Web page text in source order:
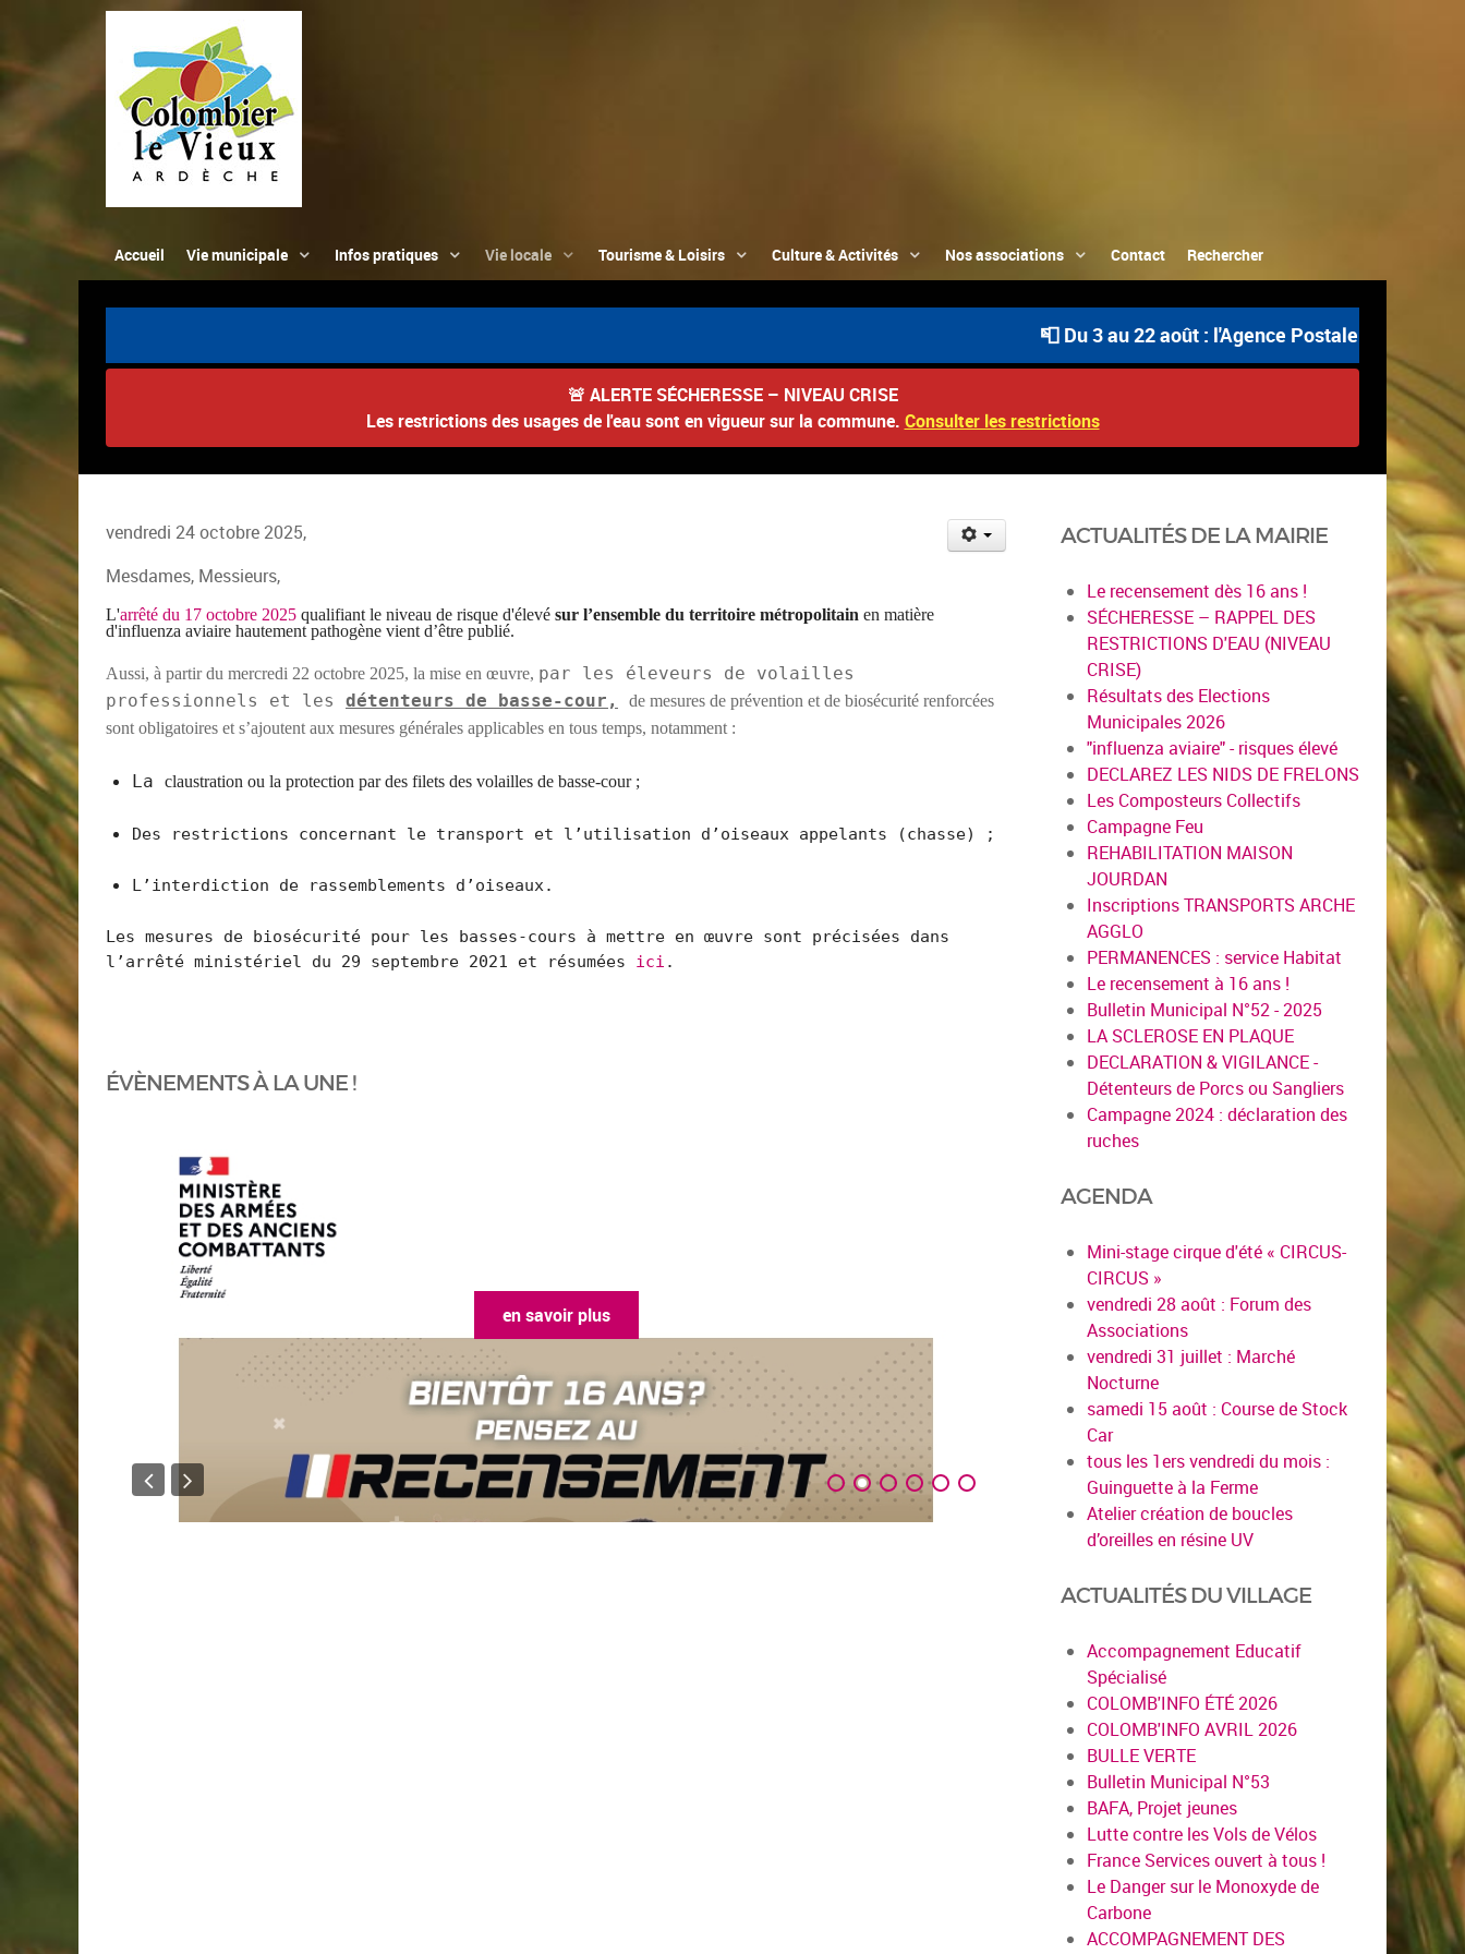
Accueil Vie municipale Infos pratiques Vie locale Tourisme & Loisirs Culture & Activités Nos associations Contact Rechercher
📮 Du 3 au 22 août : l'Agence Postale
🚨 ALERTE SÉCHERESSE – NIVEAU CRISE
Les restrictions des usages de l'eau sont en vigueur sur la commune. Consulter les restrictions
vendredi 24 octobre 2025,
Mesdames, Messieurs,
L'arrêté du 17 octobre 2025 qualifiant le niveau de risque d'élevé sur l’ensemble du territoire métropolitain en matière
d'influenza aviaire hautement pathogène vient d’être publié.
Aussi, à partirdu mercredi 22 octobre 2025, la mise en œuvre, par les éleveurs de volailles
professionnels et les détenteurs de basse-cour,
de mesures de prévention et de biosécurité renforcées
sont obligatoires et s’ajoutent aux mesures générales applicables en tous temps, notamment :
La claustration ou la protection par des filets des volailles de basse-cour ;
Des restrictions concernant le transport et l’utilisation d’oiseaux appelants (chasse) ;
L’interdiction de rassemblements d’oiseaux.
Les mesures de biosécurité pour les basses-cours à mettre en œuvre sont précisées dans
l’arrêté ministériel du 29 septembre 2021 et résumées ici .
ÉVÈNEMENTS À LA UNE !
en savoir plus en savoir
ACTUALITÉS DE LA MAIRIE
Le recensement dès 16 ans !
SÉCHERESSE – RAPPEL DES
RESTRICTIONS D'EAU (NIVEAU
CRISE)
Résultats des Elections
Municipales 2026
"influenza aviaire" - risques élevé
DECLAREZ LES NIDS DE FRELONS
Les Composteurs Collectifs
Campagne Feu
REHABILITATION MAISON
JOURDAN
Inscriptions TRANSPORTS ARCHE
AGGLO
PERMANENCES : service Habitat
Le recensement à 16 ans !
Bulletin Municipal N°52 - 2025
LA SCLEROSE EN PLAQUE
DECLARATION & VIGILANCE -
Détenteurs de Porcs ou Sangliers
Campagne 2024 : déclaration des
ruches
AGENDA
Mini-stage cirque d'été « CIRCUS-
CIRCUS »
vendredi 28 août : Forum des
Associations
vendredi 31 juillet : Marché
Nocturne
samedi 15 août : Course de Stock
Car
tous les 1ers vendredi du mois :
Guinguette à la Ferme
Atelier création de boucles
d’oreilles en résine UV
ACTUALITÉS DU VILLAGE
Accompagnement Educatif
Spécialisé
COLOMB'INFO ÉTÉ 2026
COLOMB'INFO AVRIL 2026
BULLE VERTE
Bulletin Municipal N°53
BAFA, Projet jeunes
Lutte contre les Vols de Vélos
France Services ouvert à tous !
Le Danger sur le Monoxyde de
Carbone
ACCOMPAGNEMENT DES